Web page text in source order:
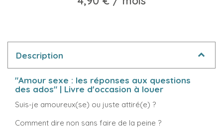
Description
"Amour sexe : les réponses aux questions
des ados" | Livre d'occasion à louer
Suis-je amoureux(se) ou juste attiré(e) ?
Comment dire non sans faire de la peine ?